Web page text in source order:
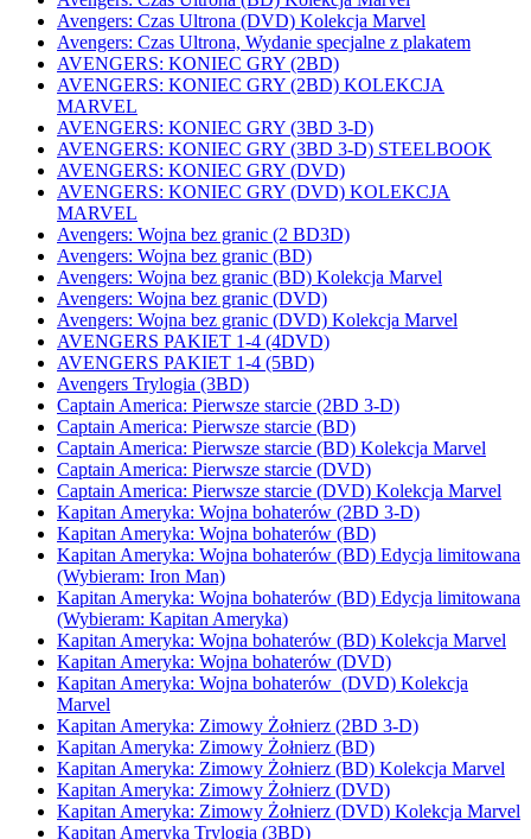
Avengers: Czas Ultrona (DVD) Kolekcja Marvel
Avengers: Czas Ultrona, Wydanie specjalne z plakatem
AVENGERS: KONIEC GRY (2BD)
AVENGERS: KONIEC GRY (2BD) KOLEKCJA
MARVEL
AVENGERS: KONIEC GRY (3BD 3-D)
AVENGERS: KONIEC GRY (3BD 3-D) STEELBOOK
AVENGERS: KONIEC GRY (DVD)
AVENGERS: KONIEC GRY (DVD) KOLEKCJA
MARVEL
Avengers: Wojna bez granic (2 BD3D)
Avengers: Wojna bez granic (BD)
Avengers: Wojna bez granic (BD) Kolekcja Marvel
Avengers: Wojna bez granic (DVD)
Avengers: Wojna bez granic (DVD) Kolekcja Marvel
AVENGERS PAKIET 1-4 (4DVD)
AVENGERS PAKIET 1-4 (5BD)
Avengers Trylogia (3BD)
Captain America: Pierwsze starcie (2BD 3-D)
Captain America: Pierwsze starcie (BD)
Captain America: Pierwsze starcie (BD) Kolekcja Marvel
Captain America: Pierwsze starcie (DVD)
Captain America: Pierwsze starcie (DVD) Kolekcja Marvel
Kapitan Ameryka: Wojna bohaterów (2BD 3-D)
Kapitan Ameryka: Wojna bohaterów (BD)
Kapitan Ameryka: Wojna bohaterów (BD) Edycja limitowana
(Wybieram: Iron Man)
Kapitan Ameryka: Wojna bohaterów (BD) Edycja limitowana
(Wybieram: Kapitan Ameryka)
Kapitan Ameryka: Wojna bohaterów (BD) Kolekcja Marvel
Kapitan Ameryka: Wojna bohaterów (DVD)
Kapitan Ameryka: Wojna bohaterów (DVD) Kolekcja
Marvel
Kapitan Ameryka: Zimowy Żołnierz (2BD 3-D)
Kapitan Ameryka: Zimowy Żołnierz (BD)
Kapitan Ameryka: Zimowy Żołnierz (BD) Kolekcja Marvel
Kapitan Ameryka: Zimowy Żołnierz (DVD)
Kapitan Ameryka: Zimowy Żołnierz (DVD) Kolekcja Marvel
Kapitan Ameryka Trylogia (3BD)